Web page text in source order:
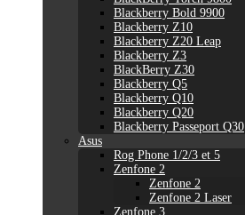
Blackberry Bold 9900
Blackberry Z10
Blackberry Z20 Leap
Blackberry Z3
BlackBerry Z30
Blackberry Q5
Blackberry Q10
Blackberry Q20
Blackberry Passeport Q30
Asus
Rog Phone 1/2/3 et 5
Zenfone 2
Zenfone 2
Zenfone 2 Laser
Zenfone 3